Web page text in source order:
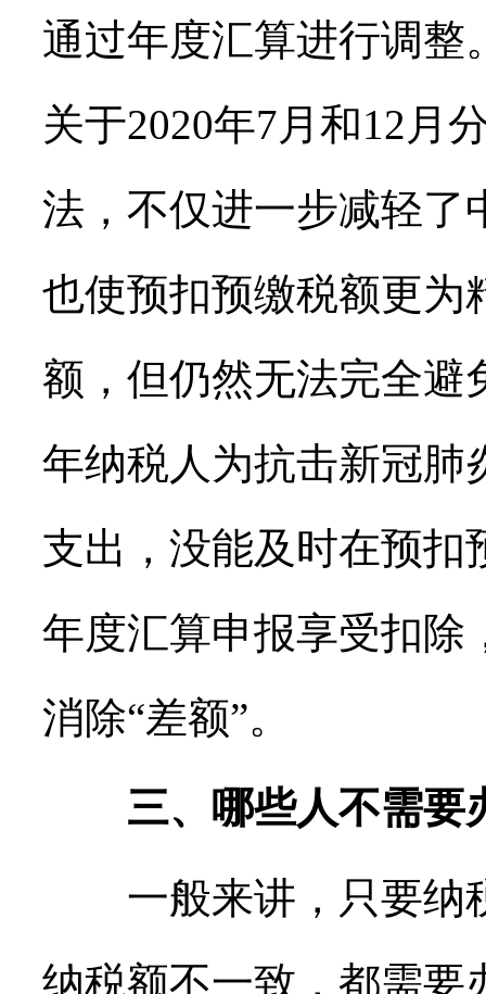
通过年度汇算进行调整
关于2020年7月和12月
法，不仅进一步减轻了
也使预扣预缴税额更为
额，但仍然无法完全避
年纳税人为抗击新冠肺
支出，没能及时在预扣
年度汇算申报享受扣除
消除“差额”。
三、哪些人不需要
一般来讲，只要纳
纳税额不一致，都需要